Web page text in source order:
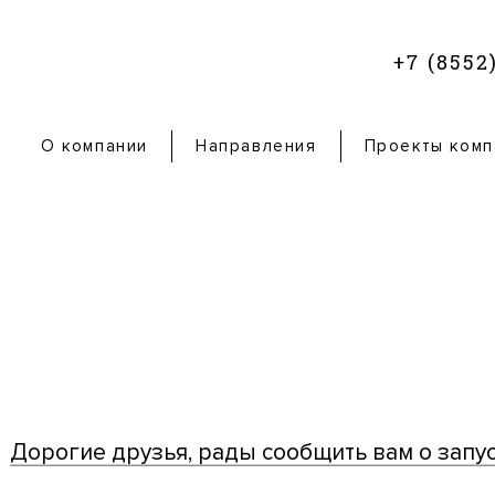
+7
О компании Направления Проекты
Дорогие друзья, рады сообщить вам о